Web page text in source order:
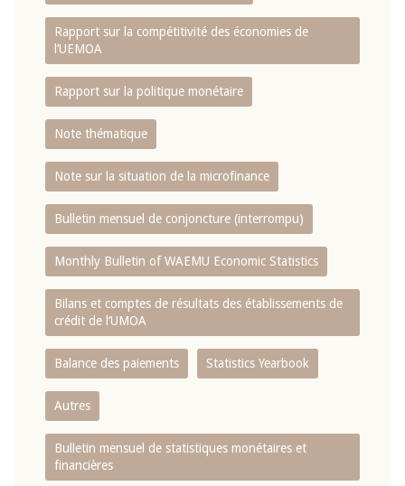
Rapport sur la compétitivité des économies de
l‘UEMOA
Rapport sur la politique monétaire
Note thématique
Note sur la situation de la microfinance
Bulletin mensuel de conjoncture (interrompu)
Monthly Bulletin of WAEMU Economic Statistics
Bilans et comptes de résultats des établissements de
crédit de l‘UMOA
Balance des paiements Statistics Yearbook
Autres
Bulletin mensuel de statistiques monétaires et
financières